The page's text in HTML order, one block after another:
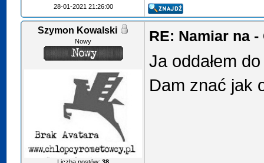
28-01-2021 21:26:00
Szymon Kowalski
Nowy RE: Namiar na
Ja oddałem
Dam znać jak